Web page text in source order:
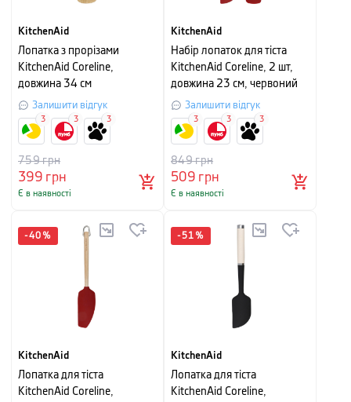
KitchenAid
Лопатка з прорізами
KitchenAid Coreline,
довжина 34 см
Залишити відгук
399грн
759грн
Є в наявності
3 3 3
KitchenAid
Набір лопаток для тіста
KitchenAid Coreline, 2 шт,
довжина 23 см, червоний
Залишити відгук
509грн
849грн
Є в наявності
3 3 3
-40 %
KitchenAid
Лопатка для тіста
KitchenAid Coreline,
-51 %
KitchenAid
Лопатка для тіста
KitchenAid Coreline,